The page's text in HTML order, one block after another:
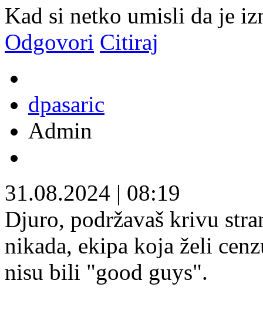
Kad si netko umisli da je
Odgovori Citiraj
dpasaric
Admin
31.08.2024 | 08:19
Djuro, podržavaš krivu
nikada, ekipa koja želi
nisu bili "good guys".